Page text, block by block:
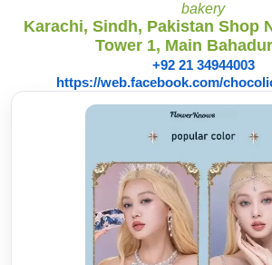
bakery
Karachi, Sindh, Pakistan Shop
Tower 1, Main
+92 21 34944003
https://web.facebook.com/